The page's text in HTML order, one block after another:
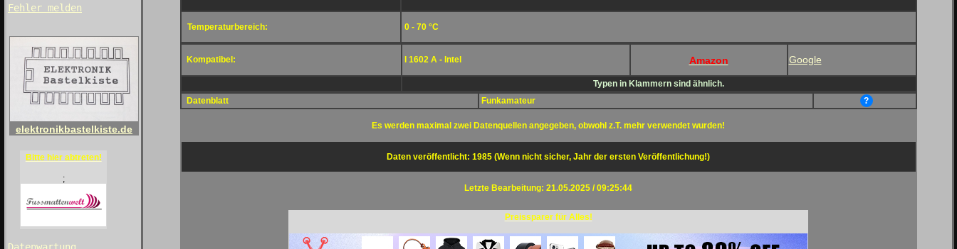
Fehler melden
elektronikbastelkiste.de
Bitte hier abtreten!
;
Temperaturbereich: 0 - 70 °C
Kompatibel: I 1602 A - Intel Amazon Google
Typen in Klammern sind ähnlich.
Datenblatt
Funkamateur ?
Es werden maximal zwei Datenquellen angegeben, obwohl z.T. mehr verwendet wurden!
Daten veröffentlicht: 1985 (Wenn nicht sicher, Jahr der ersten Veröffentlichung!)
Letzte Bearbeitung: 21.05.2025 / 09:25:44
Preissparer für Alles!